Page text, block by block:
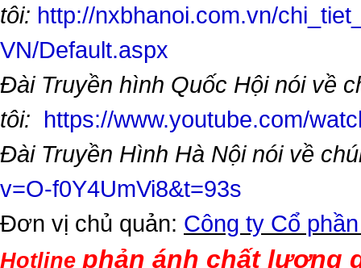
tôi: http://nxbhanoi.com.vn/
VN/Default.aspx
Đài Truyền hình Quốc Hội nói về
tôi: https://www.youtube.com/
Đài Truyền Hình Hà Nội nói về
v=O-f0Y4UmVi8&t=93s
Đơn vị chủ quản: Công ty Cổ
Hotline phản ánh chất lượng